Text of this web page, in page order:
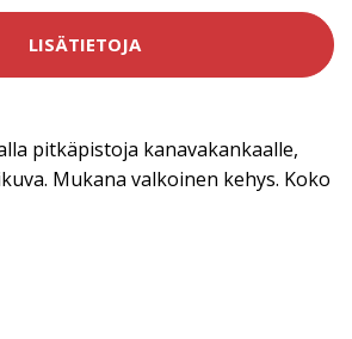
LISÄTIETOJA
pitkäpistoja kanavakankaalle,
Mukana valkoinen kehys. Koko